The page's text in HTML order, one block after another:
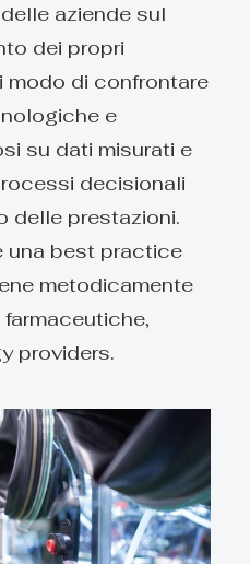
aziende sul
dei propri
modo di confrontare
e
su dati misurati e
decisionali
delle prestazioni.
una best practice
metodicamente
providers.